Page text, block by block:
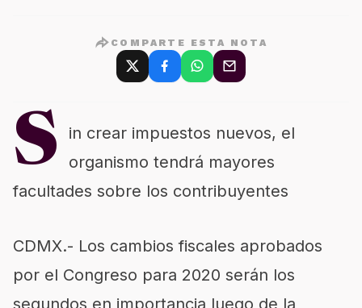
COMPARTE ESTA NOTA
S
in crear impuestos nuevos, el
organismo tendrá mayores
facultades sobre los contribuyentes
CDMX.- Los cambios fiscales aprobados
por el Congreso para 2020 serán los
segundos en importancia luego de la